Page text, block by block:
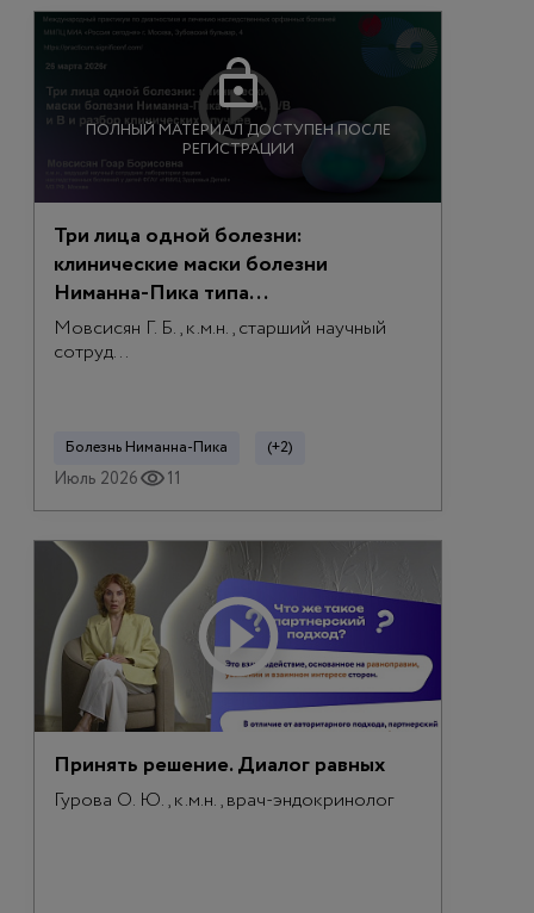
ПОЛНЫЙ МАТЕРИАЛ ДОСТУПЕН ПОСЛЕ
РЕГИСТРАЦИИ
Три лица одной болезни:
клинические маски болезни
Ниманна-Пика типа...
Мовсисян Г. Б., к.м.н., старший научный
сотруд...
Болезнь Ниманна-Пика (+2)
Июль 2026 11
Принять решение. Диалог равных
Гурова О. Ю., к.м.н., врач-эндокринолог